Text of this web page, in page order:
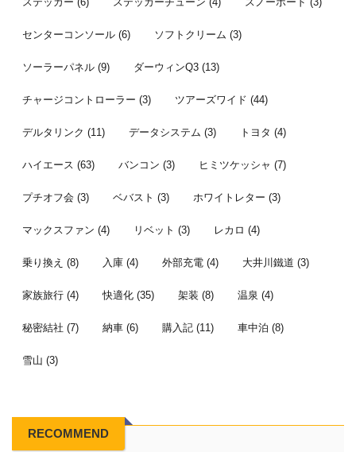
センターコンソール (6) ソフトクリーム (3)
ソーラーパネル (9) ダーウィンQ3 (13)
チャージコントローラー (3) ツアーズワイド (44)
デルタリンク (11) データシステム (3) トヨタ (4)
ハイエース (63) バンコン (3) ヒミツケッシャ (7)
プチオフ会 (3) ベバスト (3) ホワイトレター (3)
マックスファン (4) リベット (3) レカロ (4)
乗り換え (8) 入庫 (4) 外部充電 (4) 大井川鐵道 (3)
家族旅行 (4) 快適化 (35) 架装 (8) 温泉 (4)
秘密結社 (7) 納車 (6) 購入記 (11) 車中泊 (8)
雪山 (3)
RECOMMEND